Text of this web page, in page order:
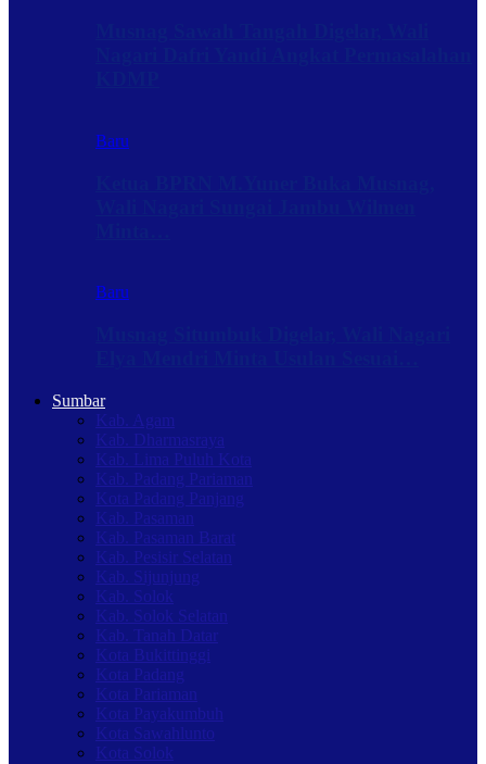
Baru
Baru
Sumbar
Kab. Agam
Kab. Dharmasraya
Kab. Lima Puluh Kota
Kab. Padang Pariaman
Kota Padang Panjang
Kab. Pasaman
Kab. Pasaman Barat
Kab. Pesisir Selatan
Kab. Sijunjung
Kab. Solok
Kab. Solok Selatan
Kab. Tanah Datar
Kota Bukittinggi
Kota Padang
Kota Pariaman
Kota Payakumbuh
Kota Sawahlunto
Kota Solok